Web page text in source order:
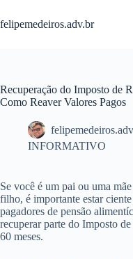
para
o
felipemedeiros.adv.br
Recuperação do Imposto de
Como Reaver Valores Pagos
INFORMATIVO
Se você é um pai ou uma
filho, é importante estar
pagadores de pensão
recuperar parte do Imposto
60 meses.